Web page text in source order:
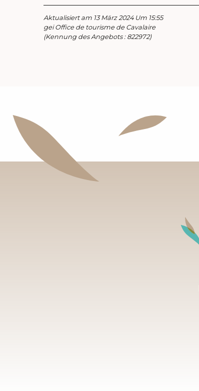
Aktualisiert am 13 März 2024 Um 15:55
gei Office de tourisme de Cavalaire
(Kennung des Angebots : 822972)